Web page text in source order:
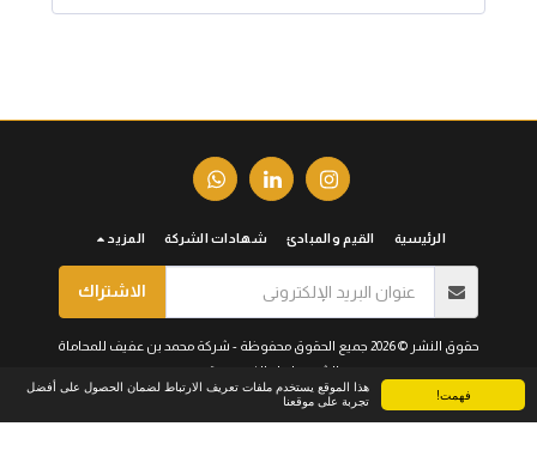
فهمت!
هذا الموقع يستخدم ملفات تعريف الارتباط لضمان الحصول على أفضل
تجربة على موقعنا
الرئيسية القيم والمبادئ شهادات الشركة المزيد
الاشتراك
حقوق النشر © 2026 جميع الحقوق محفوظة -
شركة محمد بن عفيف للمحاماة
الشروط
| الخصوصية